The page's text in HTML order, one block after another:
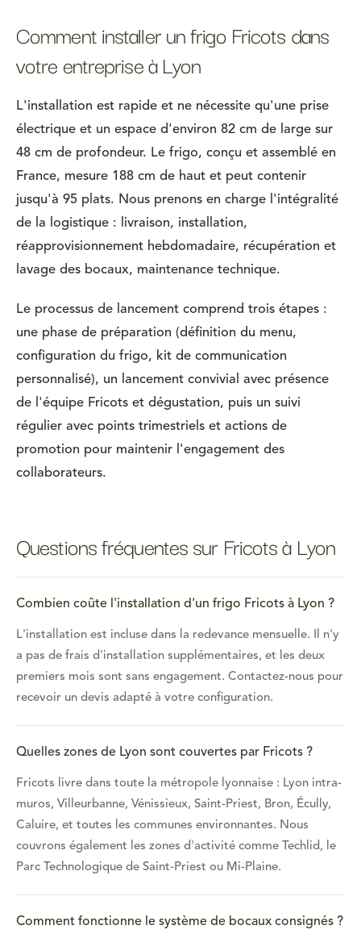
Comment installer un frigo Fricots dans
votre entreprise à Lyon
L'installation est rapide et ne nécessite qu'une prise
électrique et un espace d'environ 82 cm de large sur
48 cm de profondeur. Le frigo, conçu et assemblé en
France, mesure 188 cm de haut et peut contenir
jusqu'à 95 plats. Nous prenons en charge l'intégralité
de la logistique : livraison, installation,
réapprovisionnement hebdomadaire, récupération et
lavage des bocaux, maintenance technique.
Le processus de lancement comprend trois étapes :
une phase de préparation (définition du menu,
configuration du frigo, kit de communication
personnalisé), un lancement convivial avec présence
de l'équipe Fricots et dégustation, puis un suivi
régulier avec points trimestriels et actions de
promotion pour maintenir l'engagement des
collaborateurs.
Questions fréquentes sur Fricots à Lyon
Combien coûte l'installation d'un frigo Fricots à Lyon ?
L'installation est incluse dans la redevance mensuelle. Il n'y
a pas de frais d'installation supplémentaires, et les deux
premiers mois sont sans engagement. Contactez-nous pour
recevoir un devis adapté à votre configuration.
Quelles zones de Lyon sont couvertes par Fricots ?
Fricots livre dans toute la métropole lyonnaise : Lyon intra-
muros, Villeurbanne, Vénissieux, Saint-Priest, Bron, Écully,
Caluire, et toutes les communes environnantes. Nous
couvrons également les zones d'activité comme Techlid, le
Parc Technologique de Saint-Priest ou Mi-Plaine.
Comment fonctionne le système de bocaux consignés ?